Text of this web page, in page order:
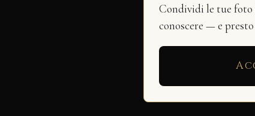
Condividi le tue foto
conoscere — e